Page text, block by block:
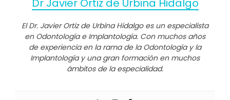
Dr Javier Ortiz de Urbina Hidalgo
El Dr. Javier Ortiz de Urbina Hidalgo es un especialista
en Odontología e Implantología. Con muchos años
de experiencia en la rama de la Odontología y la
Implantología y una gran formación en muchos
ámbitos de la especialidad.